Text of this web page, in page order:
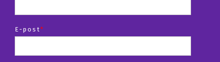
E-post*